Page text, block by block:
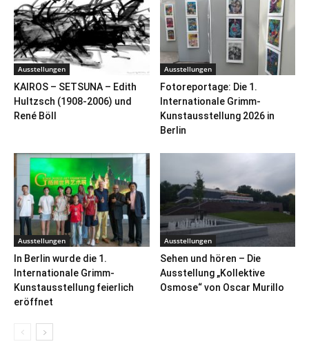
Ausstellungen
KAIROS – SETSUNA – Edith
Hultzsch (1908-2006) und
René Böll
Ausstellungen
Fotoreportage: Die 1.
Internationale Grimm-
Kunstausstellung 2026 in
Berlin
Ausstellungen
In Berlin wurde die 1.
Internationale Grimm-
Kunstausstellung feierlich
eröffnet
Ausstellungen
Sehen und hören – Die
Ausstellung „Kollektive
Osmose“ von Oscar Murillo